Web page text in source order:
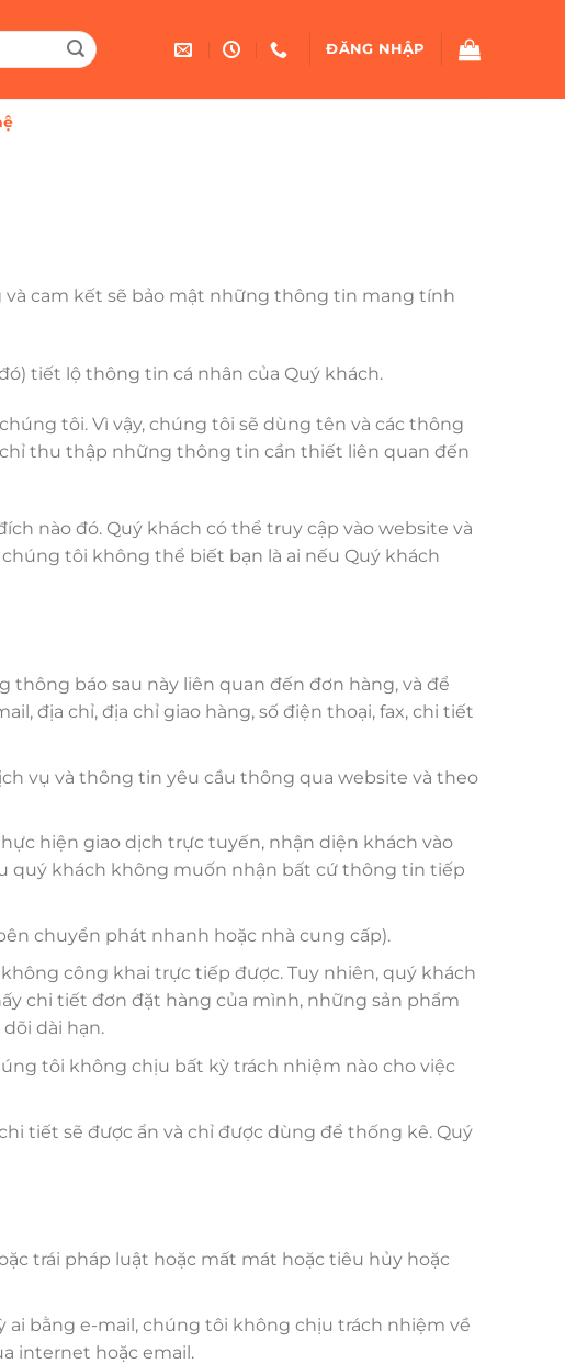
ĐĂNG NHẬP
và cam kết sẽ bảo mật những thông tin mang tính
tiết lộ thông tin cá nhân của Quý khách.
tôi. Vì vậy, chúng tôi sẽ dùng tên và các thông
thu thập những thông tin cần thiết liên quan đến
nào đó. Quý khách có thể truy cập vào website và
tôi không thể biết bạn là ai nếu Quý khách
báo sau này liên quan đến đơn hàng, và để
địa chỉ, địa chỉ giao hàng, số điện thoại, fax, chi tiết
vụ và thông tin yêu cầu thông qua website và theo
hiện giao dịch trực tuyến, nhận diện khách vào
quý khách không muốn nhận bất cứ thông tin tiếp
chuyển phát nhanh hoặc nhà cung cấp).
công khai trực tiếp được. Tuy nhiên, quý khách
chi tiết đơn đặt hàng của mình, những sản phẩm
dài hạn.
tôi không chịu bất kỳ trách nhiệm nào cho việc
tiết sẽ được ẩn và chỉ được dùng để thống kê. Quý
trái pháp luật hoặc mất mát hoặc tiêu hủy hoặc
bằng e-mail, chúng tôi không chịu trách nhiệm về
internet hoặc email.